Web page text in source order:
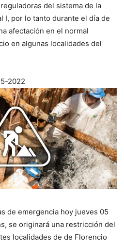
del sistema de la
I, por lo tanto durante el día de
afectación en el normal
en algunas localidades del
2022
de emergencia hoy jueves 05
se originará una restricción del
localidades de de Florencio